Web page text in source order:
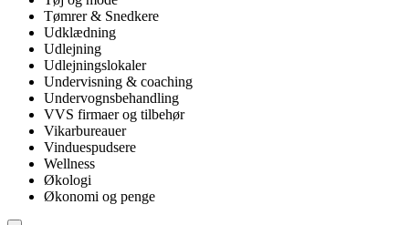
Tømrer & Snedkere
Udklædning
Udlejning
Udlejningslokaler
Undervisning & coaching
Undervognsbehandling
VVS firmaer og tilbehør
Vikarbureauer
Vinduespudsere
Wellness
Økologi
Økonomi og penge